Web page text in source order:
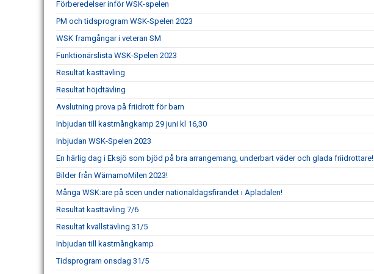
Förberedelser inför WSK-spelen
PM och tidsprogram WSK-Spelen 2023
WSK framgångar i veteran SM
Funktionärslista WSK-Spelen 2023
Resultat kasttävling
Resultat höjdtävling
Avslutning prova på friidrott för barn
Inbjudan till kastmångkamp 29 juni kl 16,30
Inbjudan WSK-Spelen 2023
En härlig dag i Eksjö som bjöd på bra arrangemang, underbart väder och glada friidrottare!
Bilder från WärnamoMilen 2023!
Många WSK:are på scen under nationaldagsfirandet i Apladalen!
Resultat kasttävling 7/6
Resultat kvällstävling 31/5
Inbjudan till kastmångkamp
Tidsprogram onsdag 31/5